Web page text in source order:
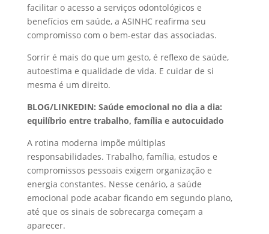
facilitar o acesso a serviços odontológicos e
benefícios em saúde, a ASINHC reafirma seu
compromisso com o bem-estar das associadas.
Sorrir é mais do que um gesto, é reflexo de saúde,
autoestima e qualidade de vida. E cuidar de si
mesma é um direito.
BLOG/LINKEDIN: Saúde emocional no dia a dia:
equilíbrio entre trabalho, família e autocuidado
A rotina moderna impõe múltiplas
responsabilidades. Trabalho, família, estudos e
compromissos pessoais exigem organização e
energia constantes. Nesse cenário, a saúde
emocional pode acabar ficando em segundo plano,
até que os sinais de sobrecarga começam a
aparecer.